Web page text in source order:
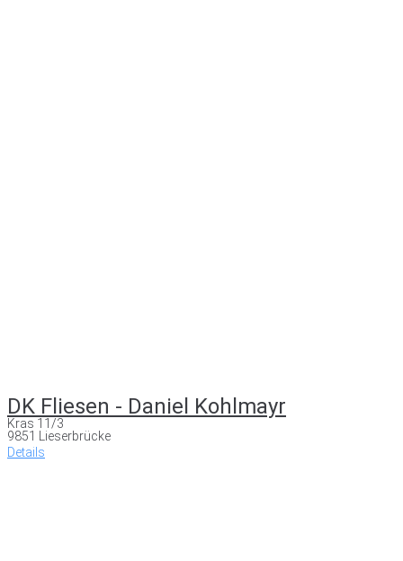
DK Fliesen - Daniel Kohlmayr
Kras 11/3
9851 Lieserbrücke
Details